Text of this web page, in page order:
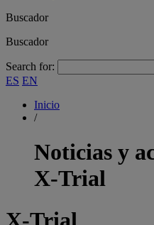
Buscador
Buscador
Search for:
ES EN
Inicio
/
Noticias y
X-Trial